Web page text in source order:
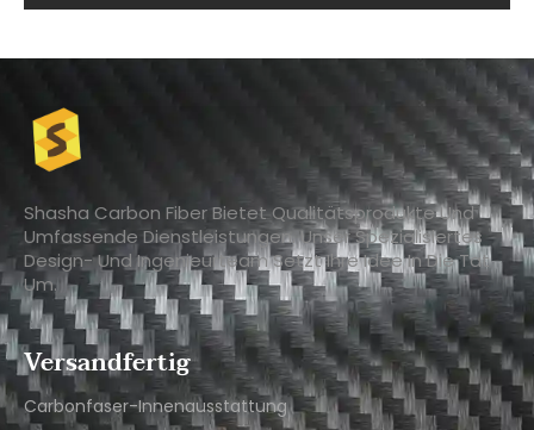
Shasha Carbon Fiber Bietet Qualitätsprodukte Und
Umfassende Dienstleistungen. Unser Spezialisiertes
Design- Und Ingenieurteam Setzt Ihre Idee In Die Tat
Um.
Versandfertig
Carbonfaser-Innenausstattung